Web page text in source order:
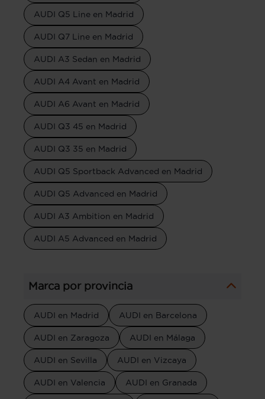
AUDI Q5 Line en Madrid
AUDI Q7 Line en Madrid
AUDI A3 Sedan en Madrid
AUDI A4 Avant en Madrid
AUDI A6 Avant en Madrid
AUDI Q3 45 en Madrid
AUDI Q3 35 en Madrid
AUDI Q5 Sportback Advanced en Madrid
AUDI Q5 Advanced en Madrid
AUDI A3 Ambition en Madrid
AUDI A5 Advanced en Madrid
Marca por provincia
AUDI en Madrid AUDI en Barcelona
AUDI en Zaragoza AUDI en Málaga
AUDI en Sevilla AUDI en Vizcaya
AUDI en Valencia AUDI en Granada